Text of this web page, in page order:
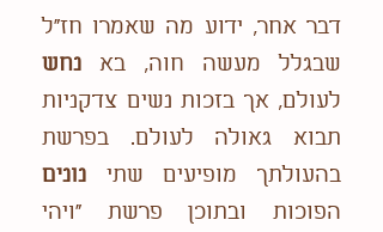
דבר אחר, ידוע מה שאמרו חז"ל
שבגלל מעשה חוה, בא נחש
לעולם, אך בזכות נשים צדקניות
תבוא גאולה לעולם. בפרשת
בהעולתך מופיעים שתי נונים
הפוכות ובתוכן פרשת "ויהי